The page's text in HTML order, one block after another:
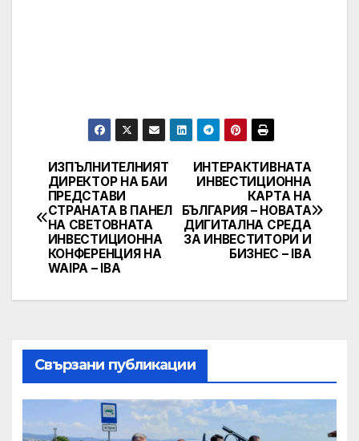
Post
navigation
ИНТЕРАКТИВНАТА
ИНВЕСТИЦИОННА
КАРТА НА
БЪЛГАРИЯ – НОВАТА
ДИГИТАЛНА СРЕДА
ЗА ИНВЕСТИТОРИ И
БИЗНЕС – IBA
ИЗПЪЛНИТЕЛНИЯТ
ДИРЕКТОР НА БАИ
ПРЕДСТАВИ
СТРАНАТА В ПАНЕЛ
НА СВЕТОВНАТА
ИНВЕСТИЦИОННА
КОНФЕРЕНЦИЯ НА
WAIPA – IBA
Свързани публикации